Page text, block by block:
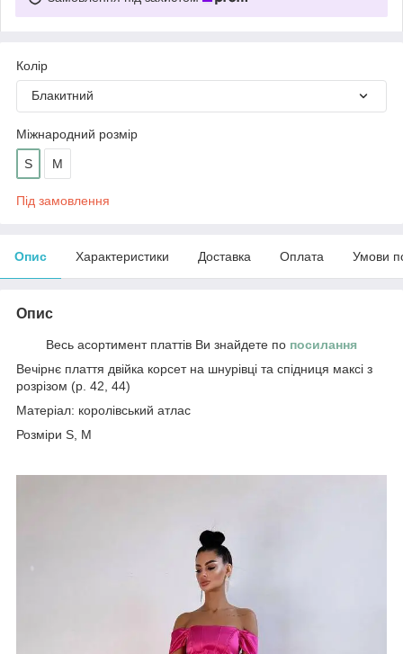
Колір
Блакитний
Міжнародний розмір
S М
Під замовлення
Опис Характеристики Доставка Оплата Умови
Опис
Весь асортимент платтів Ви знайдете по посилання
Вечірнє плаття двійка корсет на шнурівці та спідниця максі з
розрізом (р. 42, 44)
Матеріал: королівський атлас
Розміри S, M